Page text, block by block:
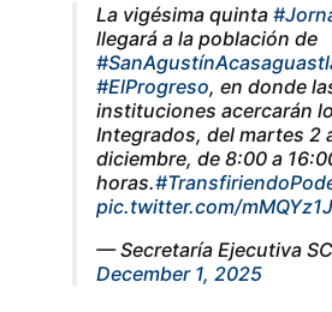
La vigésima quinta
llegará a la población de
#ElProgreso, en donde
instituciones acercarán
Integrados, del martes 2
diciembre, de 8:00 a
horas.
pic.twitter.com/
— Secretaría Ejecutiva
December 1, 2025